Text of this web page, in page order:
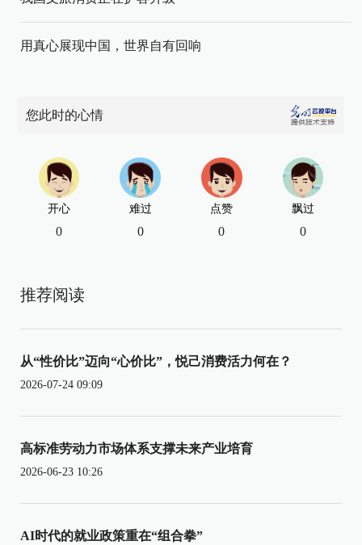
用真心展现中国，世界自有回响
您此时的心情
开心
0
难过
0
点赞
0
飘过
0
推荐阅读
从“性价比”迈向“心价比”，悦己消费活力何在？
2026-07-24 09:09
高标准劳动力市场体系支撑未来产业培育
2026-06-23 10:26
AI时代的就业政策重在“组合拳”